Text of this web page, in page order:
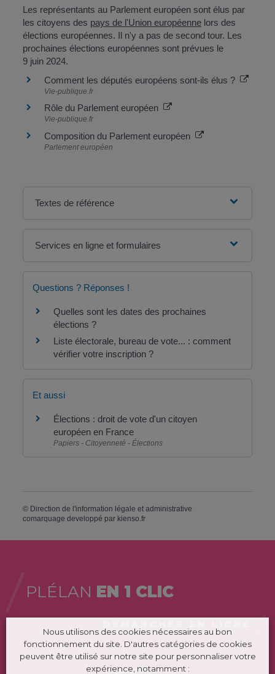
Les représentants au Parlement européen sont élus par
les citoyens des pays de l'Union européennelors des
élections européennes. Il n'y a pas de second tour. Les
prochaines élections européennes sont prévues le
9 juin 2024.
Comment les députés européens sont-ils élus ?
Vie-publique.fr
Rôle du Parlement européen
Vie-publique.fr
Composition du Parlement européen
Parlement européen
Textes de référence
Services en ligne et formulaires
Questions ? Réponses !
Quelles sont les dates des prochaines
élections ?
Liste électorale, bureau de vote... : comment
vérifier votre inscription ?
Et aussi
Élections : droit de vote d'un citoyen
européen en France
Papiers - Citoyenneté - Élections
© Direction de l'information légale et administrative
comarquage developpé par kienso.fr
PLÉLAN EN 1 CLIC
Nous utilisons des cookies nécessaires au bon
fonctionnement du site. D'autres catégories de cookies
peuvent être utilisé sur notre site pour personnaliser votre
expérience, notamment :